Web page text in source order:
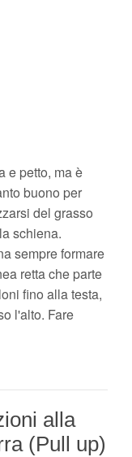
e petto, ma è
buono per
del grasso
schiena.
sempre formare
retta che parte
fino alla testa,
l'alto. Fare
alla
(Pull up)